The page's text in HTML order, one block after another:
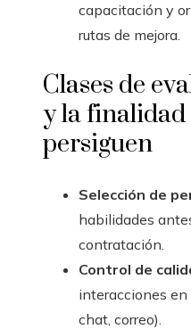
capacitación y
rutas de mejora.
Clases de
y la finalidad
persiguen
Selección de
habilidades
contratación.
Control de
interacciones en
chat, correo).